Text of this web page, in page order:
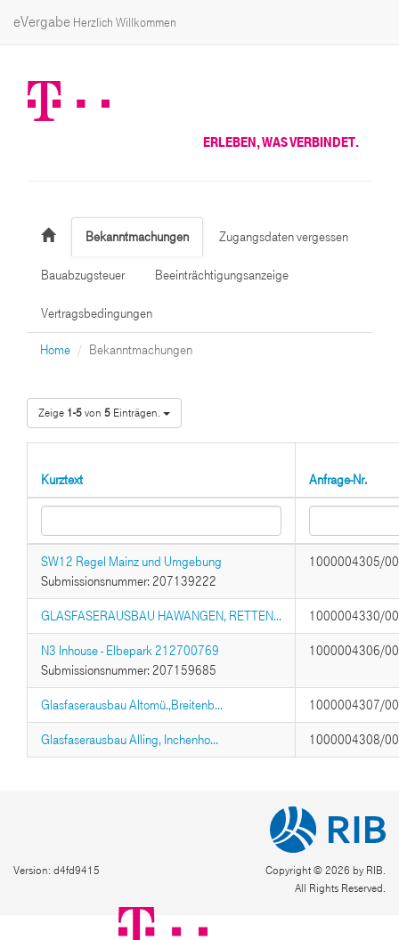
eVergabe Herzlich Willkommen
ERLEBEN, WAS VERBINDET.
Bekanntmachungen Zugangsdaten vergessen
Bauabzugsteuer Beeinträchtigungsanzeige
Vertragsbedingungen
Home Bekanntmachungen
Zeige 1-5von 5 Einträgen.
Kurztext Anfrage-Nr.
SW12 Regel Mainz und Umgebung
Submissionsnummer: 207139222
1000004305/
GLASFASERAUSBAU HAWANGEN, RETTEN... 1000004330/
N3 Inhouse - Elbepark 212700769
Submissionsnummer: 207159685
1000004306/
Glasfaserausbau Altomü.,Breitenb... 1000004307/
Glasfaserausbau Alling, Inchenho... 1000004308/
Version: d4fd9415
Copyright © 2026 by RIB.
All Rights Reserved.